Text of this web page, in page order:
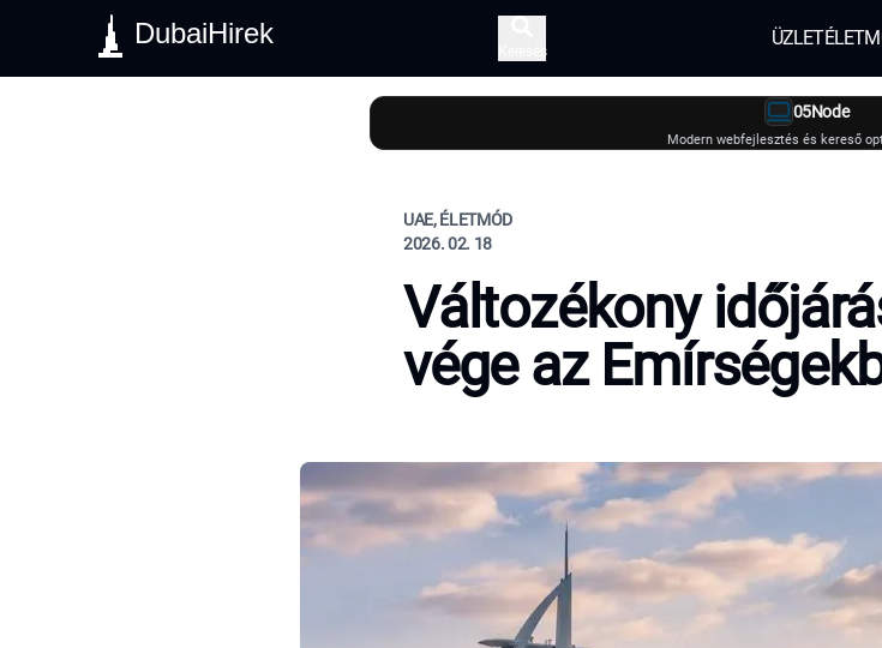
DubaiHirek
Keresés
ÜZLET
05Node
Modern webfejlesztés és kereső
UAE, ÉLETMÓD
2026. 02. 18
Változékony
vége az